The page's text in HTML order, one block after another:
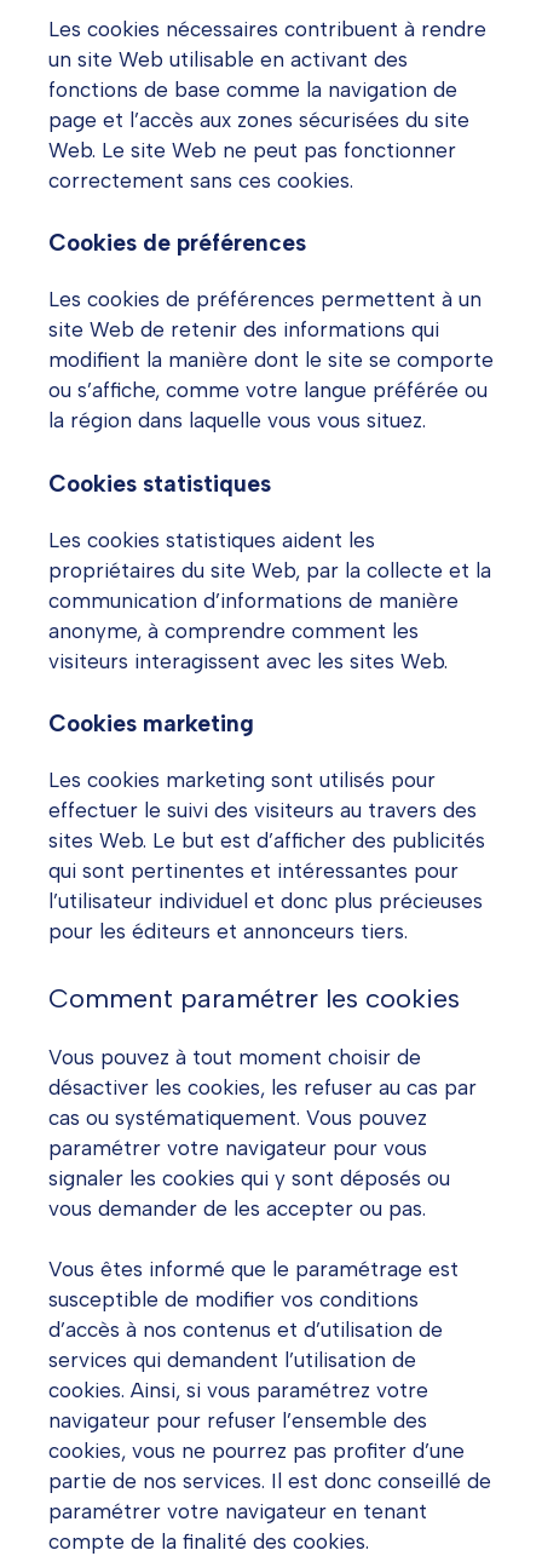
Les cookies nécessaires contribuent à rendre
un site Web utilisable en activant des
fonctions de base comme la navigation de
page et l’accès aux zones sécurisées du site
Web. Le site Web ne peut pas fonctionner
correctement sans ces cookies.
Cookies de préférences
Les cookies de préférences permettent à un
site Web de retenir des informations qui
modifient la manière dont le site se comporte
ou s’affiche, comme votre langue préférée ou
la région dans laquelle vous vous situez.
Cookies statistiques
Les cookies statistiques aident les
propriétaires du site Web, par la collecte et la
communication d’informations de manière
anonyme, à comprendre comment les
visiteurs interagissent avec les sites Web.
Cookies marketing
Les cookies marketing sont utilisés pour
effectuer le suivi des visiteurs au travers des
sites Web. Le but est d’afficher des publicités
qui sont pertinentes et intéressantes pour
l’utilisateur individuel et donc plus précieuses
pour les éditeurs et annonceurs tiers.
Comment paramétrer les cookies
Vous pouvez à tout moment choisir de
désactiver les cookies, les refuser au cas par
cas ou systématiquement. Vous pouvez
paramétrer votre navigateur pour vous
signaler les cookies qui y sont déposés ou
vous demander de les accepter ou pas.
Vous êtes informé que le paramétrage est
susceptible de modifier vos conditions
d’accès à nos contenus et d’utilisation de
services qui demandent l’utilisation de
cookies. Ainsi, si vous paramétrez votre
navigateur pour refuser l’ensemble des
cookies, vous ne pourrez pas profiter d’une
partie de nos services. Il est donc conseillé de
paramétrer votre navigateur en tenant
compte de la finalité des cookies.